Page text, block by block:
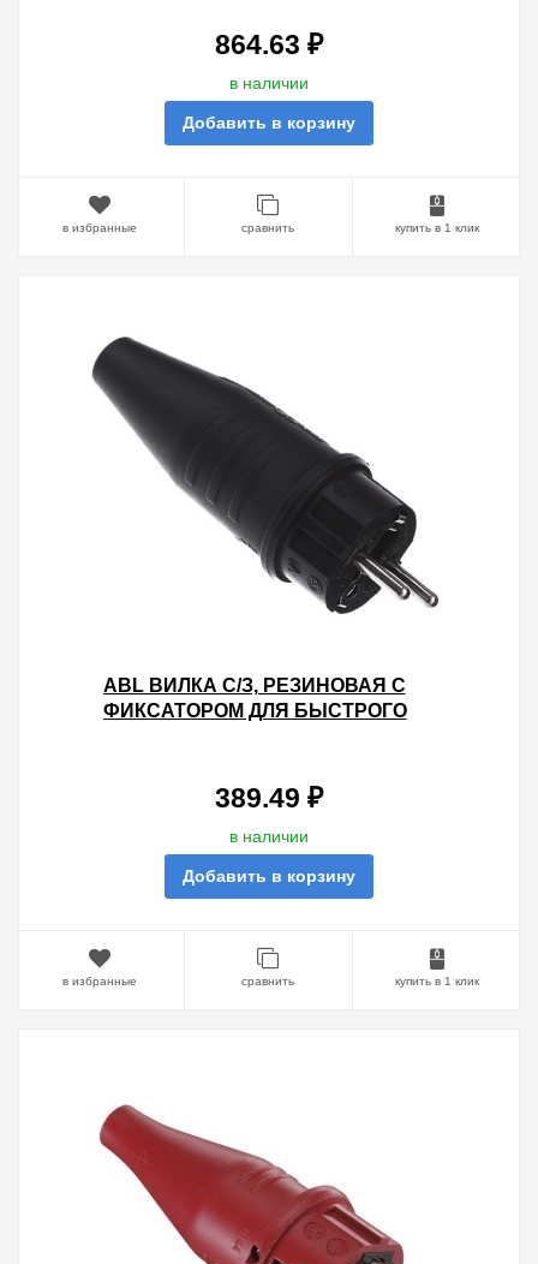
864.63 ₽
в наличии
Добавить в корзину
в избранные сравнить купить в 1 клик
ABL ВИЛКА С/З, РЕЗИНОВАЯ С
ФИКСАТОРОМ ДЛЯ БЫСТРОГО
389.49 ₽
в наличии
Добавить в корзину
в избранные сравнить купить в 1 клик